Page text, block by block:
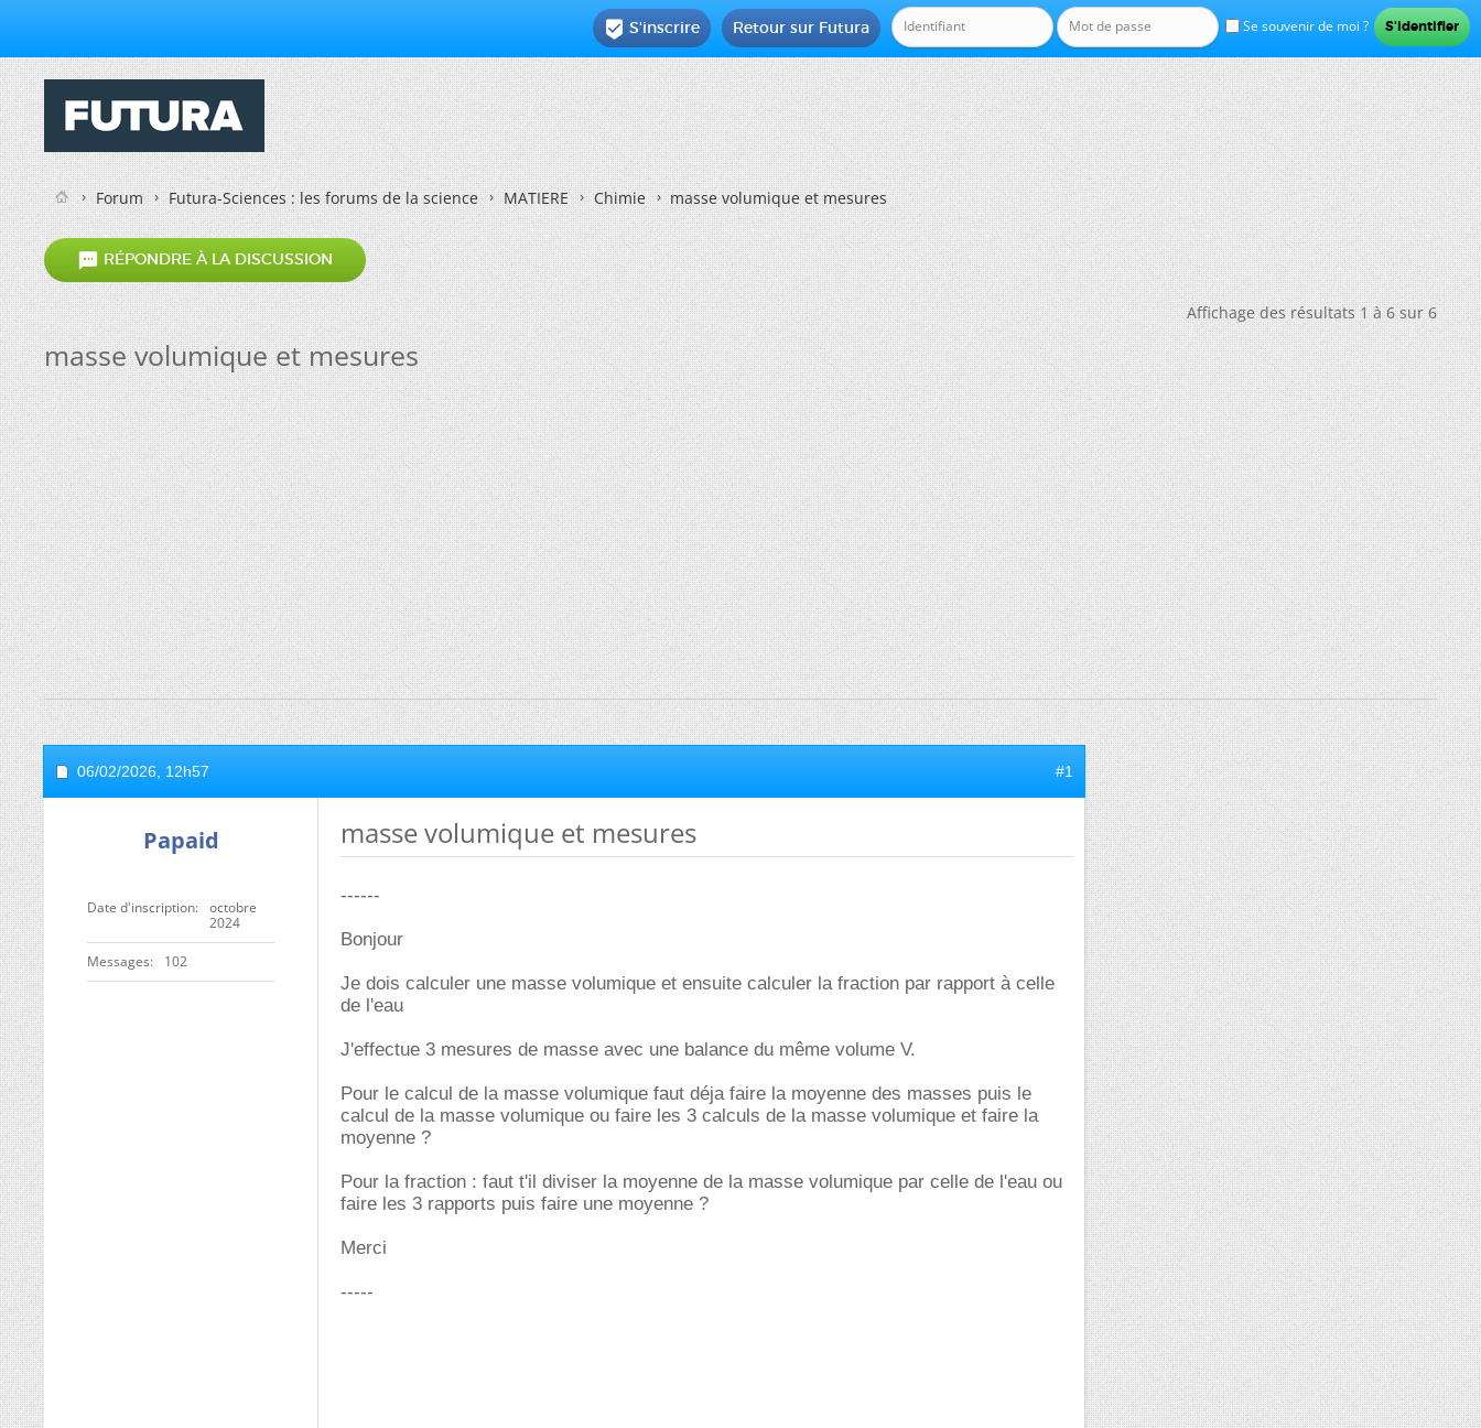
Se souvenir de moi ?
Retour sur Futura
 S'inscrire
Forum Futura-Sciences : les forums de la science MATIERE Chimie masse volumique et mesures
 RÉPONDRE À LA DISCUSSION
Affichage des résultats 1 à 6 sur 6
masse volumique et mesures
06/02/2026, 12h57 #1
Papaid
Date d'inscription
octobre
2024
Messages 102
masse volumique et mesures
------
Bonjour
Je dois calculer une masse volumique et ensuite calculer la fraction par rapport à celle
de l'eau
J'effectue 3 mesures de masse avec une balance du même volume V.
Pour le calcul de la masse volumique faut déja faire la moyenne des masses puis le
calcul de la masse volumique ou faire les 3 calculs de la masse volumique et faire la
moyenne ?
Pour la fraction : faut t'il diviser la moyenne de la masse volumique par celle de l'eau ou
faire les 3 rapports puis faire une moyenne ?
Merci
-----